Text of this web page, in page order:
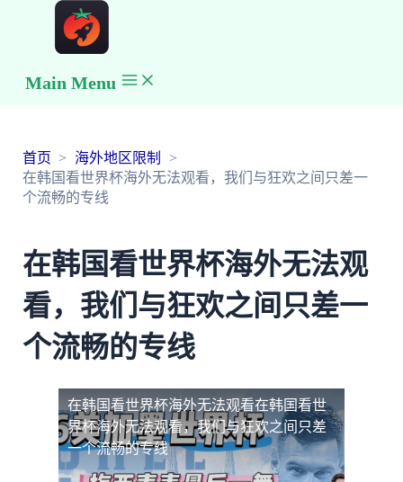
Main Menu
首页
海外地区限制
在韩国看世界杯海外无法观看，我们与狂欢之间只差一
个流畅的专线
在韩国看世界杯海外无法观
看，我们与狂欢之间只差一
个流畅的专线
在韩国看世界杯海外无法观看在韩国看世
界杯海外无法观看，我们与狂欢之间只差
一个流畅的专线